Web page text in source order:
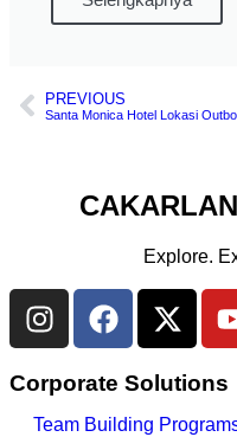
PREVIOUS
Explore.
Corporate Solutions
Team Building